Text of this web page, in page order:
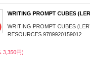
WRITING PROMPT CUBES
WRITING PROMPT CUBES
RESOURCES 9789920159012
3,350円)